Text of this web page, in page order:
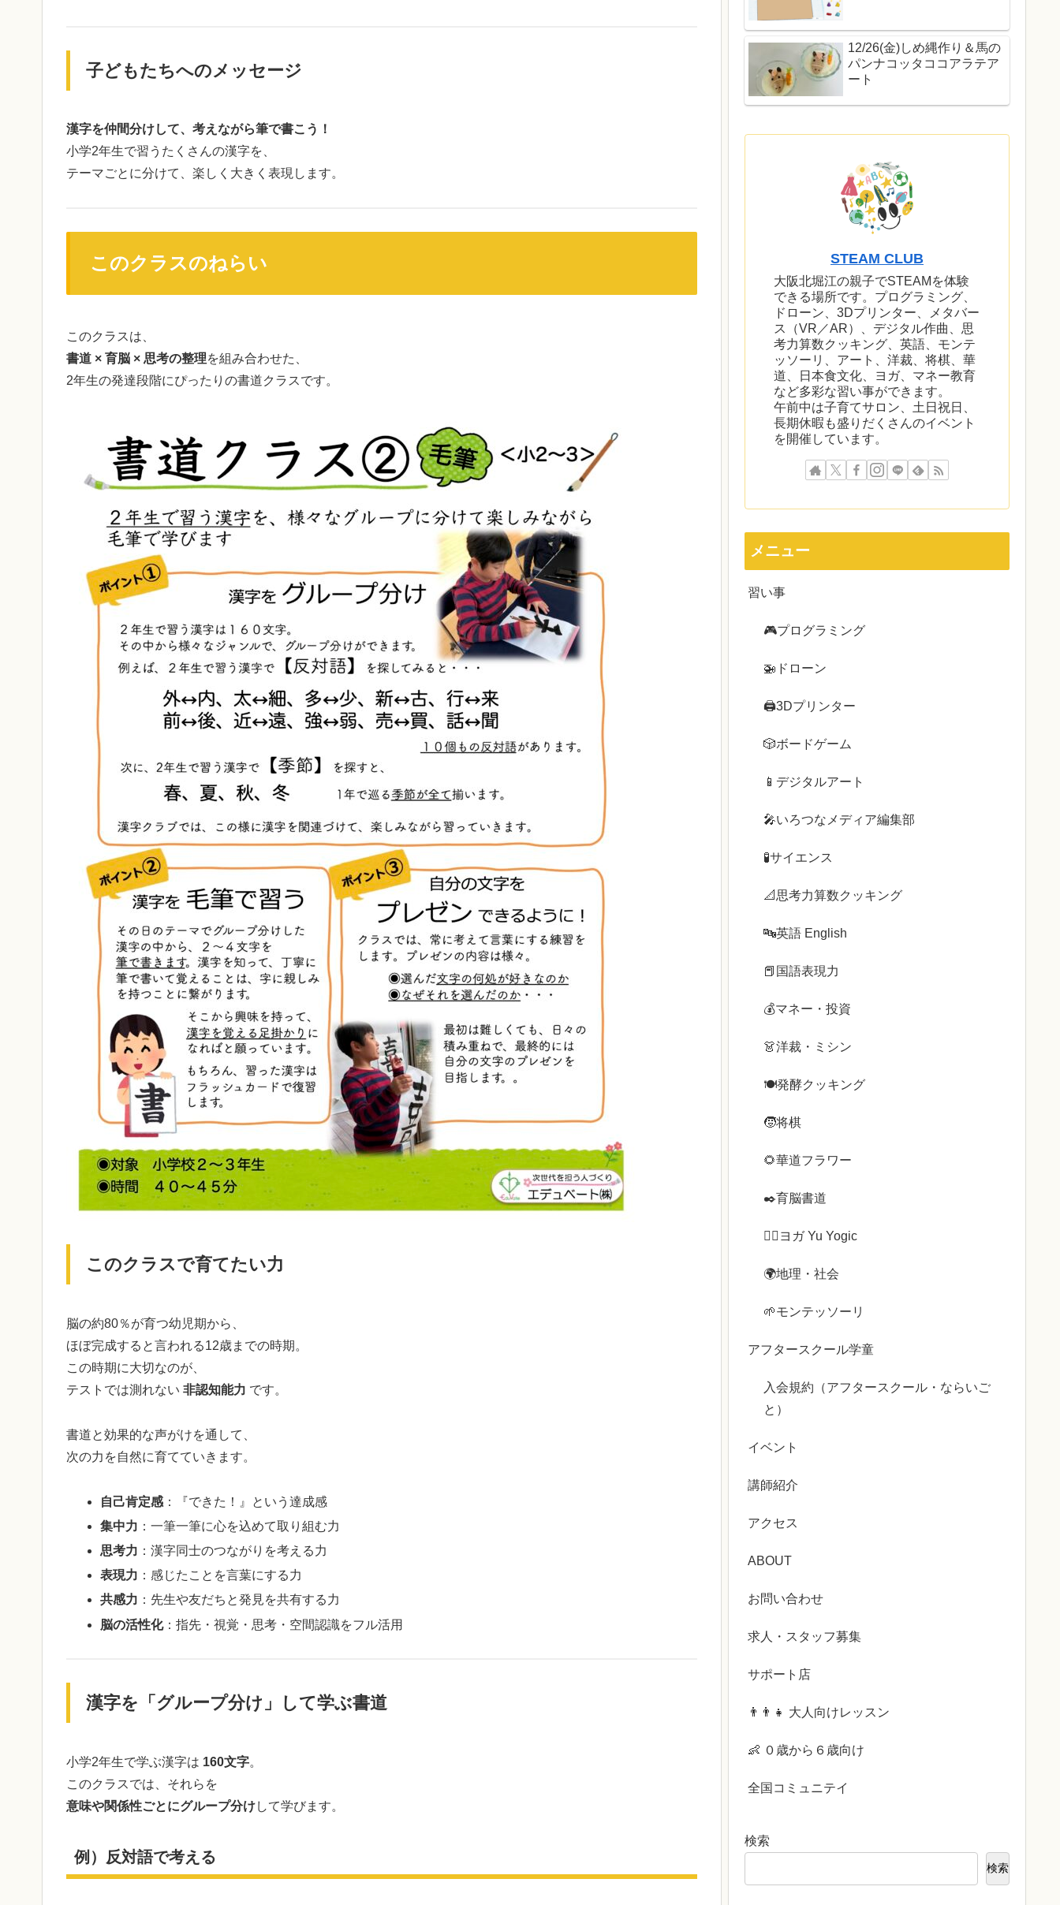
子どもたちへのメッセージ
漢字を仲間分けして、考えながら筆で書こう！
小学2年生で習うたくさんの漢字を、
テーマごとに分けて、楽しく大きく表現します。
このクラスのねらい
このクラスは、
書道 × 育脳 × 思考の整理を組み合わせた、
2年生の発達段階にぴったりの書道クラスです。
このクラスで育てたい力
脳の約80％が育つ幼児期から、
ほぼ完成すると言われる12歳までの時期。
この時期に大切なのが、
テストでは測れない 非認知能力 です。
書道と効果的な声がけを通して、
次の力を自然に育てていきます。
自己肯定感 ：『できた！』という達成感
集中力 ：一筆一筆に心を込めて取り組む力
思考力 ：漢字同士のつながりを考える力
表現力 ：感じたことを言葉にする力
共感力 ：先生や友だちと発見を共有する力
脳の活性化：指先・視覚・思考・空間認識をフル活用
漢字を「グループ分け」して学ぶ書道
小学2年生で学ぶ漢字は 160文字。
このクラスでは、それらを
意味や関係性ごとにグループ分けして学びます。
例）反対語で考える
12/26(金)しめ縄作り＆馬の
パンナコッタココアラテア
ート
STEAM CLUB
大阪北堀江の親子でSTEAMを体験
できる場所です。プログラミング、
ドローン、3Dプリンター、メタバー
ス（VR／AR）、デジタル作曲、思
考力算数クッキング、英語、モンテ
ッソーリ、アート、洋裁、将棋、華
道、日本食文化、ヨガ、マネー教育
など多彩な習い事ができます。
午前中は子育てサロン、土日祝日、
長期休暇も盛りだくさんのイベント
を開催しています。
メニュー
習い事
🎮プログラミング
🚁ドローン
🖨3Dプリンター
🎲ボードゲーム
📱デジタルアート
🎤いろつなメディア編集部
🧪サイエンス
📐思考力算数クッキング
🔤英語 English
📕国語表現力
💰️マネー・投資
👗洋裁・ミシン
🍽️発酵クッキング
🧒将棋
🌻華道フラワー
✒️育脳書道
🧘‍♀️ヨガ Yu Yogic
🌍️地理・社会
🌱モンテッソーリ
アフタースクール学童
入会規約（アフタースクール・ならいご
と）
イベント
講師紹介
アクセス
ABOUT
お問い合わせ
求人・スタッフ募集
サポート店
👨‍👨‍👧 大人向けレッスン
👶 ０歳から６歳向け
全国コミュニテイ
検索
検索